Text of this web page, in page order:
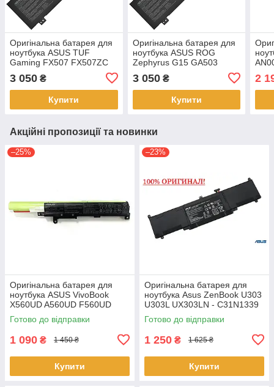
Оригінальна батарея для
ноутбука ASUS TUF
Gaming FX507 FX507ZC
FX507ZM FX507ZR FA707
FA707RM - C41N2010
3 050 ₴
Купити
Оригінальна батарея для
ноутбука ASUS ROG
Zephyrus G15 GA503
GA503QR - C41N2010
3 050₴
Купити
АКБ
2
Акційні пропозиції та новинки
–25%
Оригінальна батарея для
ноутбука ASUS VivoBook
X560UD A560UD F560UD
K560UD R562UD - A31N1730
Готово до відправки
1 090 ₴ 1 450 ₴
Купити
–23%
Оригінальна батарея для
ноутбука Asus ZenBook U303
U303L UX303LN - C31N1339
(+11.31 V 50Wh) АКБ
Готово до відправки
1 250 ₴ 1 625 ₴
Купити